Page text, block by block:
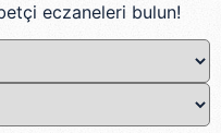
eczaneleri bulun!